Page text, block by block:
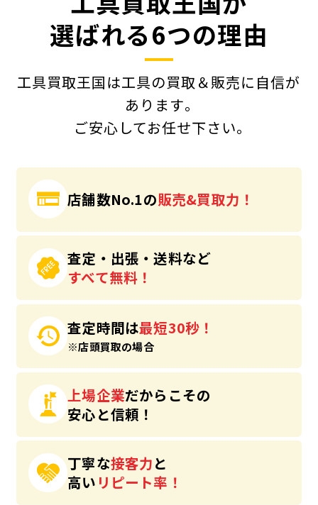
選ばれる6つの理由
工具買取王国は工具の買取＆販売に自信が
あります｡
ご安心してお任せ下さい｡
店舗数No.1の販売&買取力！
査定・出張・送料など
すべて無料！
査定時間は最短30秒！
※店頭買取の場合
上場企業だからこその
安心と信頼！
丁寧な接客力と
高い リピート率！